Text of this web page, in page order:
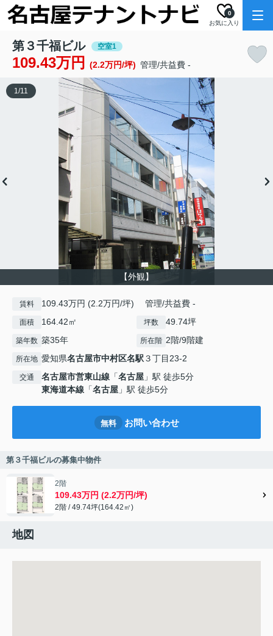
お気に入り
0
第３千福ビル 空室1
109.43万円 (2.2万円/坪) 管理/共益費 -
【外観】
1/11
賃料 109.43万円 (2.2万円/坪) 管理/共益費 -
面積 164.42㎡ 坪数 49.74坪
築年数 築35年 所在階 2階/9階建
所在地 愛知県名古屋市中村区名駅３丁目23-2
交通 名古屋市営東山線 「名古屋 」駅 徒歩5分
東海道本線 「名古屋 」駅 徒歩5分
無料 お問い合わせ
第３千福ビルの募集中物件
2階
109.43万円 (2.2万円/坪)
2階 / 49.74坪(164.42㎡)
地図